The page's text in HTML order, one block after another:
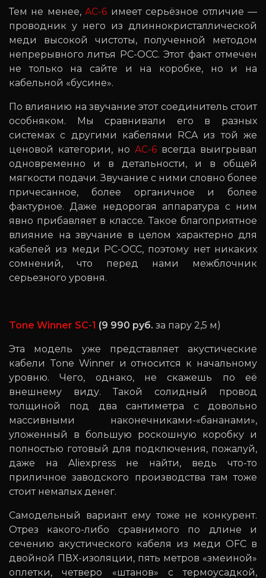
Тем не менее,AC-6 имеет серьёзное отличие —
проводник у него из длиннокристаллической
меди высокой чистоты, полученной методом
непрерывного литья PC-OCC. Этот факт отмечен
не только на сайте и на коробке, но и на
кабельной «бусине».
По влиянию на звучание этот соединитель стоит
особняком. Мы сравнивали его в разных
системах с другими кабелями RCA из той же
ценовой категории, но AC-6 всегда выигрывал
одновременно и в детальности, и в общей
мягкости подачи. Звучание с ними словно более
причесанное, более органичное и более
фактурное. Даже недорогая аппаратура с ним
явно прибавляет в классе. Такое благоприятное
влияние на звучание в целом характерно для
кабелей из меди PC-OCC, поэтому нет никаких
сомнений, что перед нами межблочник
серьезного уровня.
Tone Winner SC-1 (9 990 руб. за пару 2,5 м)
Эта модель уже представляет акустические
кабели Tone Winner и относится к начальному
уровню. Чего, однако, не скажешь по её
внешнему виду. Такой солидный провод
толщиной под два сантиметра с довольно
массивными наконечниками-«бананами»,
уложенный в большую роскошную коробку и
полностью готовый для подключения, пожалуй,
даже на Aliexpress не найти, ведь что-то
приличное заводского производства там тоже
стоит немалых денег.
Самодельный вариант ему тоже не конкурент.
Отрез какого-либо сравнимого по длине и
сечению акустического кабеля из меди OFC в
двойной ПВХ-изоляции, пять метров «змеиной»
оплетки, четверо «штанов» с термоусадкой,